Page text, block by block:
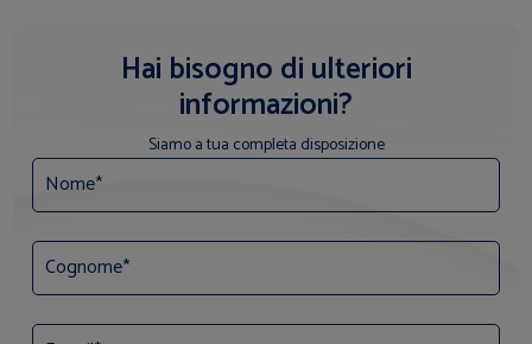
Hai bisogno di ulteriori
informazioni?
Siamo a tua completa disposizione